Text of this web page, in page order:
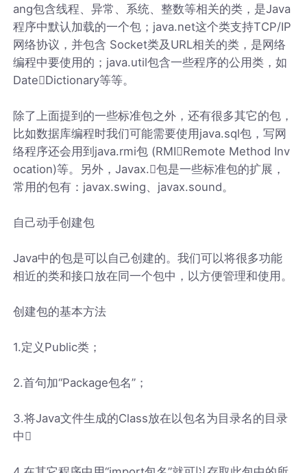
ang包含线程、异常、系统、整数等相关的类，是Java
程序中默认加载的一个包；java.net这个类支持TCP/IP
网络协议，并包含 Socket类及URL相关的类，是网络
编程中要使用的；java.util包含一些程序的公用类，如
DateDictionary等等。
除了上面提到的一些标准包之外，还有很多其它的包，
比如数据库编程时我们可能需要使用java.sql包，写网
络程序还会用到java.rmi包 (RMIRemote Method Inv
ocation)等。另外，Javax.包是一些标准包的扩展，
常用的包有：javax.swing、javax.sound。
自己动手创建包
Java中的包是可以自己创建的。我们可以将很多功能
相近的类和接口放在同一个包中，以方便管理和使用。
创建包的基本方法
1.定义Public类；
2.首句加“Package包名”；
3.将Java文件生成的Class放在以包名为目录名的目录
中